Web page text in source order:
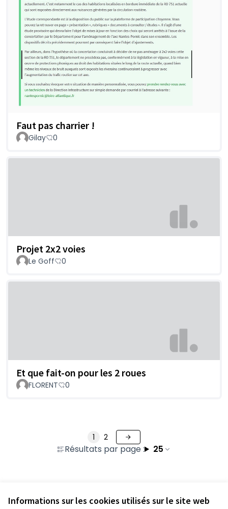
Informations sur les cookies utilisés sur le site web
Faut pas charrier !
Gilay 0
Projet 2x2 voies
Le Goff 0
Et que fait-on pour les 2 roues
FLORENT 0
Résultats par page : 25
1 2